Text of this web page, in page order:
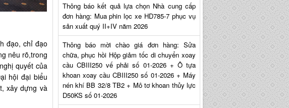
đạo, chỉ đạo
nêu rõ,trong
quyết của
hội đại biểu
xây dựng và
Thông báo kết quả lựa chọn Nhà cung cấp
đơn hàng: Mua phin lọc xe HD785-7 phục vụ
sản xuất quý II+IV năm 2026
Thông báo mời chào giá đơn hàng: Sửa
chữa, phục hồi Hộp giảm tốc di chuyển xoay
cầu CBIII250 vế phải số 01-2026 + Ô tựa
khoan xoay cầu CBIII250 số 01-2026 + Máy
nén khí BB 32/8 TB2 + Mô tơ khoan thủy lực
D50KS số 01-2026